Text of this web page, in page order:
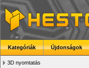
Kategóriák Újdonságok
3D nyomtatás